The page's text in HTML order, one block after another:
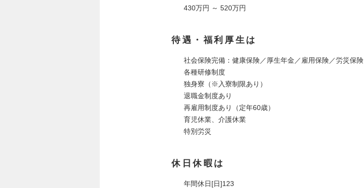
430万円 ～ 520万円
待遇・福利厚生は
社会保険完備：健康保険／厚生年金／雇用保険／労災保険
各種研修制度
独身寮（※入寮制限あり）
退職金制度あり
再雇用制度あり（定年60歳）
育児休業、介護休業
特別労災
休日休暇は
年間休日[日]123